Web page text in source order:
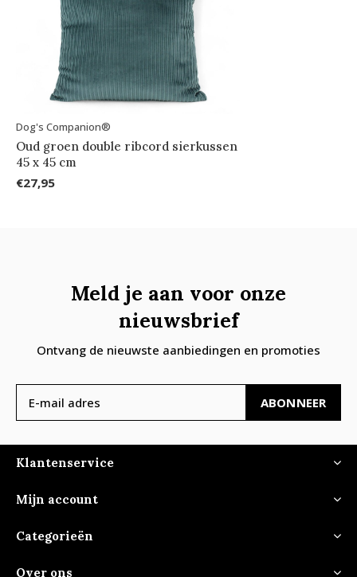
Dog's Companion®
Oud groen double ribcord sierkussen
45 x 45 cm
€27,95
Meld je aan voor onze
nieuwsbrief
Ontvang de nieuwste aanbiedingen en promoties
ABONNEER
Klantenservice
Mijn account
Categorieën
Over ons